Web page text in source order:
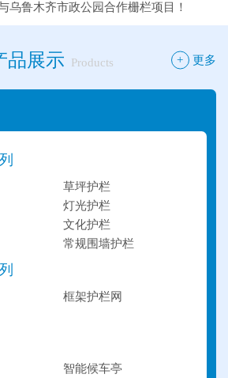
乌鲁木齐市政公园合作栅栏项目！
+
更多
品展示 Products
草坪护栏
灯光护栏
文化护栏
常规围墙护栏
框架护栏网
智能候车亭